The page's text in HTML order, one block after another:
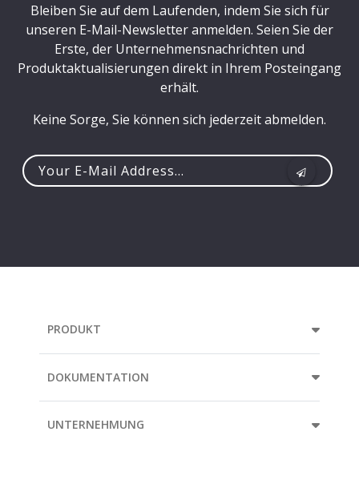
Bleiben Sie auf dem Laufenden, indem Sie sich für
unseren E-Mail-Newsletter anmelden. Seien Sie der
Erste, der Unternehmensnachrichten und
Produktaktualisierungen direkt in Ihrem Posteingang
erhält.
Keine Sorge, Sie können sich jederzeit abmelden.
PRODUKT
DOKUMENTATION
UNTERNEHMUNG